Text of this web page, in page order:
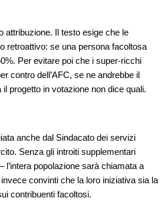
attribuzione. Il testo esige che le
retroattivo: se una persona facoltosa
Per evitare poi che i super-ricchi
contro dell’AFC, se ne andrebbe il
progetto in votazione non dice quali.
anche dal Sindacato dei servizi
Senza gli introiti supplementari
l’intera popolazione sarà chiamata a
convinti che la loro iniziativa sia la
contribuenti facoltosi.